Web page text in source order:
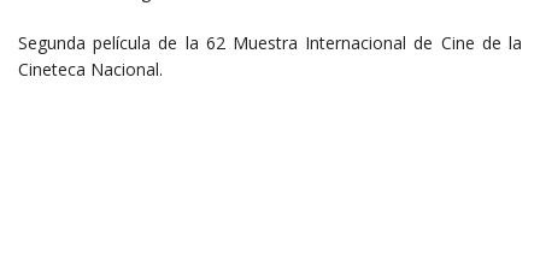
Segunda película de la 62 Muestra Internacional de Cine de la
Cineteca Nacional.